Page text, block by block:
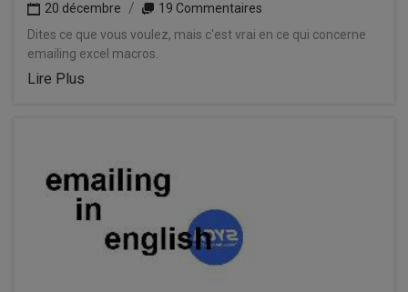
20 décembre
19 Commentaires
Dites ce que vous voulez, mais c'est vrai en ce qui concerne
emailing excel macros.
Lire Plus